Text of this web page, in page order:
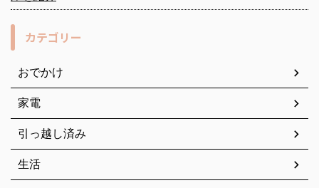
カテゴリー
おでかけ
家電
引っ越し済み
生活